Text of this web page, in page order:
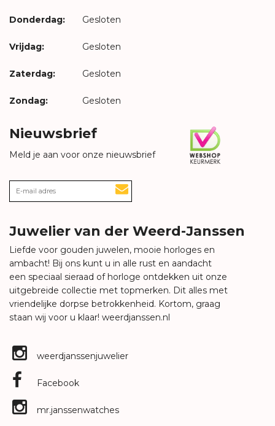
Donderdag: Gesloten
Vrijdag: Gesloten
Zaterdag: Gesloten
Zondag: Gesloten
Nieuwsbrief
Meld je aan voor onze nieuwsbrief
Juwelier van der Weerd-Janssen
Liefde voor gouden juwelen, mooie horloges en
ambacht! Bij ons kunt u in alle rust en aandacht
een speciaal sieraad of horloge ontdekken uit onze
uitgebreide collectie met topmerken. Dit alles met
vriendelijke dorpse betrokkenheid. Kortom, graag
staan wij voor u klaar! weerdjanssen.nl
weerdjanssenjuwelier
Facebook
mr.janssenwatches